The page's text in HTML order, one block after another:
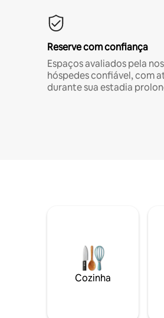
Reserve com confiança
Espaços avaliados pela
hóspedes confiável, com
durante sua estadia
Cozinha